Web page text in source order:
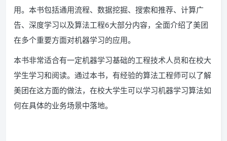
用。本书包括通用流程、数据挖掘、搜索和推荐、计算广
告、深度学习以及算法工程6大部分内容，全面介绍了美团
在多个重要方面对机器学习的应用。
本书非常适合有一定机器学习基础的工程技术人员和在校大
学生学习和阅读。通过本书，有经验的算法工程师可以了解
美团在这方面的做法，在校大学生可以学习机器学习算法如
何在具体的业务场景中落地。